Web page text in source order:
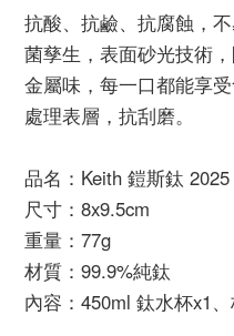
抗酸、抗鹼、抗腐蝕，
菌孳生，表面砂光技術
金屬味，每一口都能享
處理表層，抗刮磨。
品名：Keith 鎧斯鈦
尺寸：8x9.5cm
重量：77g
材質：99.9%純鈦
內容：450ml 鈦水杯x1、